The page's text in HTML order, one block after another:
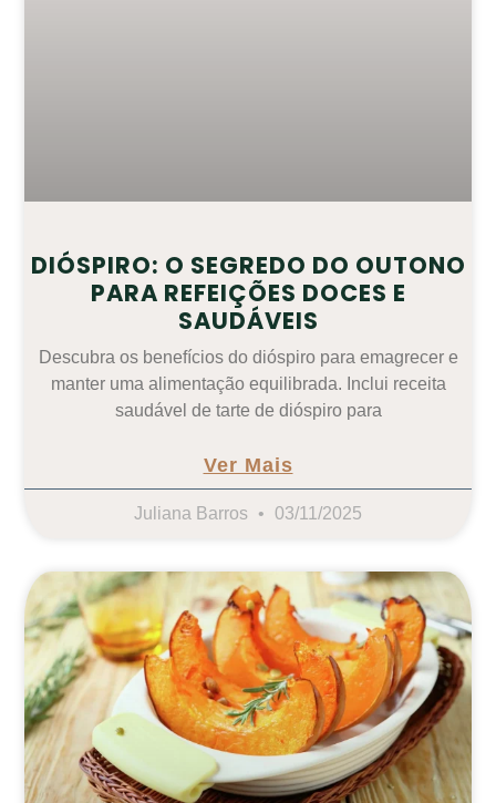
DIÓSPIRO: O SEGREDO DO OUTONO
PARA REFEIÇÕES DOCES E
SAUDÁVEIS
Descubra os benefícios do dióspiro para emagrecer e
manter uma alimentação equilibrada. Inclui receita
saudável de tarte de dióspiro para
Ver Mais
Juliana Barros 03/11/2025